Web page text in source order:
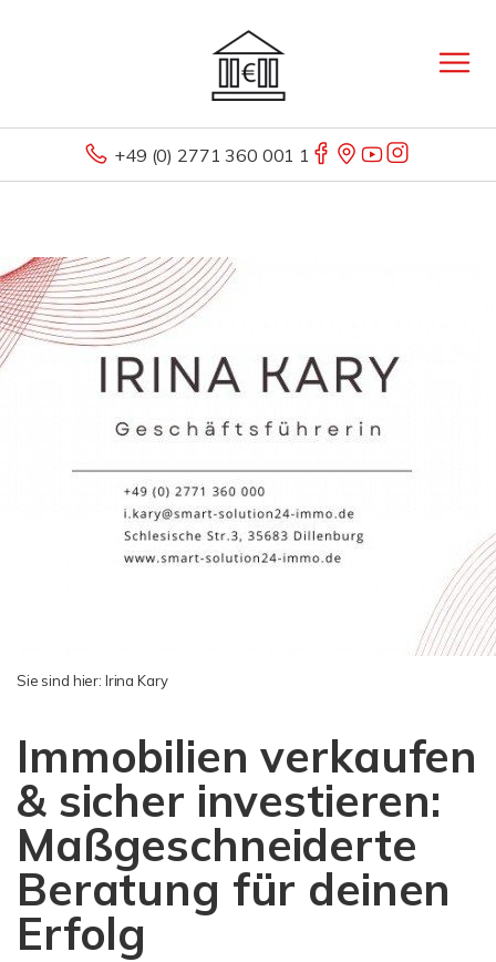
+49 (0) 2771 360 001 1
Sie sind hier: Irina Kary
Immobilien verkaufen
& sicher investieren:
Maßgeschneiderte
Beratung für deinen
Erfolg